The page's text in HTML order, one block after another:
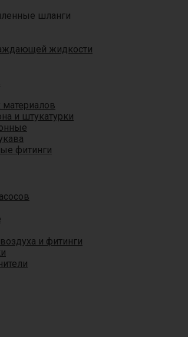
шланги
жидкости
и штукатурки
фитинги
и фитинги